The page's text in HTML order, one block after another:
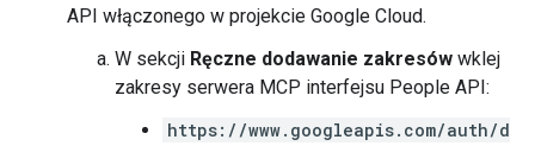
API włączonego w projekcie Google Cloud.
W sekcji Ręczne dodawanie zakresów wklej
zakresy serwera MCP interfejsu People API:
https://www.googleapis.com/auth/d